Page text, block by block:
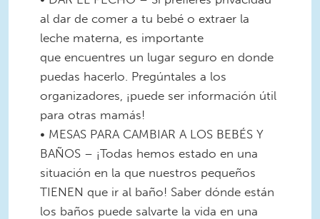
al dar de comer a tu bebé o extraer la
leche materna, es importante
que encuentres un lugar seguro en donde
puedas hacerlo. Pregúntales a los
organizadores, ¡puede ser información útil
para otras mamás!
• MESAS PARA CAMBIAR A LOS BEBÉS Y
BAÑOS – ¡Todas hemos estado en una
situación en la que nuestros pequeños
TIENEN que ir al baño! Saber dónde están
los baños puede salvarte la vida en una